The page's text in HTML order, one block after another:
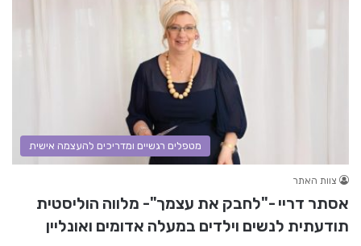
מטפלים רגשיים ומדריכים להעצמה אישית
צוות האתר
אסתר דריי -"לחבק את עצמך"- מלווה הוליסטית
תודעתית לנשים וילדים במעלה אדומים ואונליין